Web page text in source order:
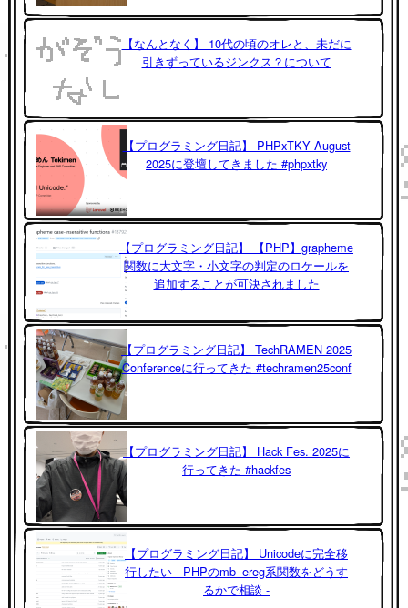
【なんとなく】 10代の頃のオレと、未だに
引きずっているジンクス？について
【プログラミング日記】 PHPxTKY August
2025に登壇してきました #phpxtky
【プログラミング日記】 【PHP】grapheme
関数に大文字・小文字の判定のロケールを
追加することが可決されました
【プログラミング日記】 TechRAMEN 2025
Conferenceに行ってきた #techramen25conf
【プログラミング日記】 Hack Fes. 2025に
行ってきた #hackfes
【プログラミング日記】 Unicodeに完全移
行したい - PHPのmb_ereg系関数をどうす
るかで相談 -